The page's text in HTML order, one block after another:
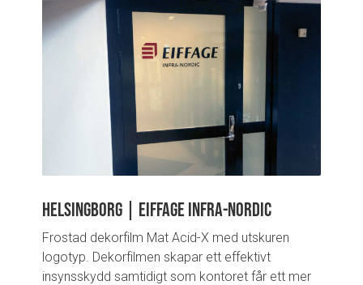
Helsingborg | Eiffage Infra-Nordic
Frostad dekorfilm Mat Acid-X med utskuren
logotyp. Dekorfilmen skapar ett effektivt
insynsskydd samtidigt som kontoret får ett mer